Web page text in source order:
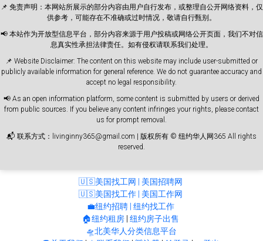
📌 免责声明：本网站所展示的部分内容由用户自行发布，或整理自公开网络资料，仅
供参考，可能存在不准确或过时情况，敬请自行甄别。
📢 本站作为开放型信息平台，部分内容来源于用户投稿或网络公开页面，我们不对信
息真实性承担法律责任。如有侵权请联系我们处理。
📌 Website Disclaimer: The content on this website may include user-submitted or
publicly available information for general reference. We do not guarantee accuracy and
accept no legal responsibility.
📢 As an open information platform, some content is submitted by users or derived
from public sources. If you believe any content infringes your rights, please contact
us for prompt removal.
📬 联系方式：livinginny365@gmail.com | 版权所有 © 纽约华人网365 All rights
reserved.
🇺🇸美国找工网 | 美国招聘网
🇺🇸美国找工作 | 美国工作网
💼纽约招聘 | 纽约找工作
🏠纽约租房 | 纽约房子出售
🛸北美华人分类信息平台